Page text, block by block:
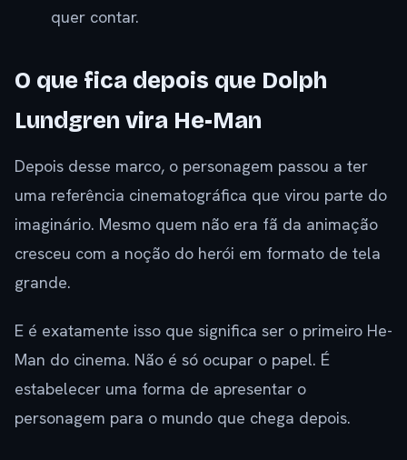
quer contar.
O que fica depois que Dolph
Lundgren vira He-Man
Depois desse marco, o personagem passou a ter
uma referência cinematográfica que virou parte do
imaginário. Mesmo quem não era fã da animação
cresceu com a noção do herói em formato de tela
grande.
E é exatamente isso que significa ser o primeiro He-
Man do cinema. Não é só ocupar o papel. É
estabelecer uma forma de apresentar o
personagem para o mundo que chega depois.